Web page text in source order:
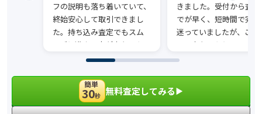
フの説明も落ち着いていて、
終始安心して取引できまし
た。持ち込み査定でもスム
ーズに進んだ点が良かったで
きました。受付から査
でが早く、短時間で完
迷っていましたが、ここ
って良かったと思ってい
す。
簡単
30秒 無料査定してみる▶︎